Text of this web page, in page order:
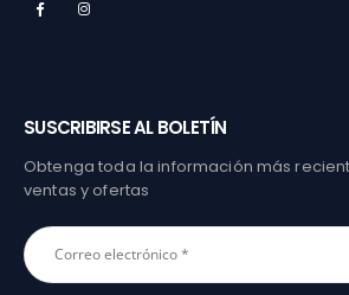
SUSCRIBIRSE AL BOLETÍN
Obtenga toda la información más
ventas y ofertas